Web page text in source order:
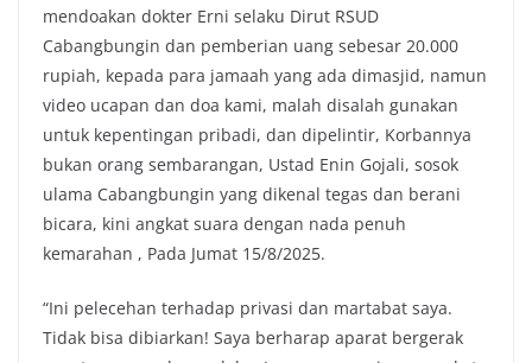
mendoakan dokter Erni selaku Dirut RSUD
Cabangbungin dan pemberian uang sebesar 20.000
rupiah, kepada para jamaah yang ada dimasjid, namun
video ucapan dan doa kami, malah disalah gunakan
untuk kepentingan pribadi, dan dipelintir, Korbannya
bukan orang sembarangan, Ustad Enin Gojali, sosok
ulama Cabangbungin yang dikenal tegas dan berani
bicara, kini angkat suara dengan nada penuh
kemarahan , Pada Jumat 15/8/2025.
“Ini pelecehan terhadap privasi dan martabat saya.
Tidak bisa dibiarkan! Saya berharap aparat bergerak